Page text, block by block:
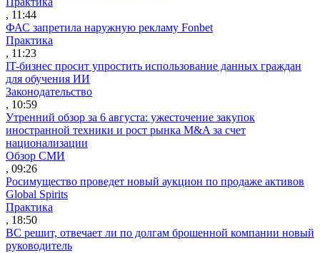
, 11:44
ФАС запретила наружную рекламу Fonbet
Практика
, 11:23
IT-бизнес просит упростить использование данных граждан
для обучения ИИ
Законодательство
, 10:59
Утренний обзор за 6 августа: ужесточение закупок
иностранной техники и рост рынка M&A за счет
национализации
Обзор СМИ
, 09:26
Росимущество проведет новый аукцион по продаже активов
Global Spirits
Практика
, 18:50
ВС решит, отвечает ли по долгам брошенной компании новый
руководитель